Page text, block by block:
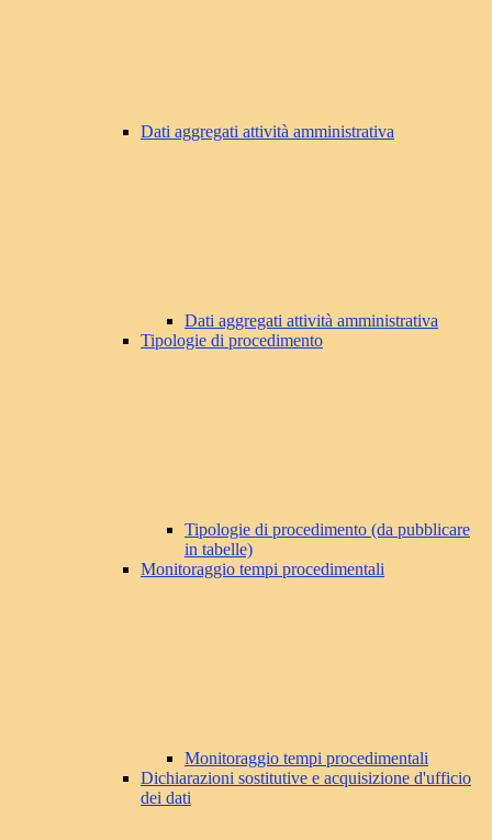
Dati aggregati attività amministrativa
Dati aggregati attività amministrativa
Tipologie di procedimento
Tipologie di procedimento (da pubblicare
in tabelle)
Monitoraggio tempi procedimentali
Monitoraggio tempi procedimentali
Dichiarazioni sostitutive e acquisizione d'ufficio
dei dati